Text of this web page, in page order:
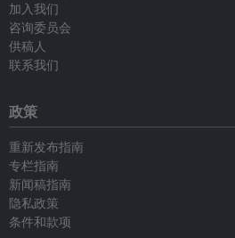
加入我们
咨询委员会
供稿人
联系我们
政策
重新发布指南
专栏指南
新闻稿指南
隐私政策
条件和款项